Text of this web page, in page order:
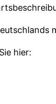
hier: